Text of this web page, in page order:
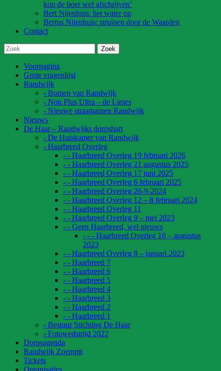
kon de boer wel afschrijven’
Bert Nijenhuis: het water op
Bertus Nijenhuis: struinen door de Waarden
Contact
Voorpagina
Grote vragenlijst
Randwijk
- Bomen van Randwijk
- Non Plus Ultra – de Limes
- Nieuwe straatnamen Randwijk
Nieuws
De Haar – Randwijks dorpshart
- De Huiskamer van Randwijk
- Haarbreed Overleg
- - Haarbreed Overleg 19 februari 2026
- - Haarbreed Overleg 21 augustus 2025
- - Haarbreed Overleg 17 juni 2025
- - Haarbreed Overleg 6 februari 2025
- - Haarbreed Overleg 26-9-2024
- - Haarbreed Overleg 12 – 8 februari 2024
- - Haarbreed Overleg 11
- - Haarbreed Overleg 9 – mei 2023
- - Geen Haarbreed, wel nieuws
- - - Haarbreed Overleg 10 – augustus
2023
- - Haarbreed Overleg 8 – januari 2023
- - Haarbreed 7
- - Haarbreed 6
- - Haarbreed 5
- - Haarbreed 4
- - Haarbreed 3
- - Haarbreed 2
- - Haarbreed 1
- Bestuur Stichting De Haar
- Fotowedstrijd 2022
Dorpsagenda
Randwijk Zoemmt
Tickets
Organisaties